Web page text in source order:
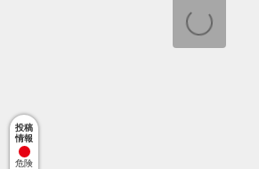
投稿
情報
危険